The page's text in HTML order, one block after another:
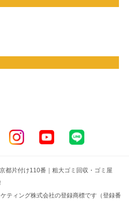
都片付け110番｜粗大ゴミ回収・ゴミ屋
ティング株式会社の登録商標です（登録番